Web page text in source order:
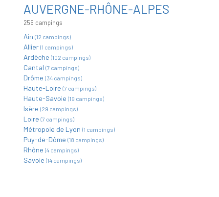
AUVERGNE-RHÔNE-ALPES
256 campings
Ain (12 campings)
Allier (1 campings)
Ardèche (102 campings)
Cantal (7 campings)
Drôme (34 campings)
Haute-Loire (7 campings)
Haute-Savoie (19 campings)
Isère (29 campings)
Loire (7 campings)
Métropole de Lyon (1 campings)
Puy-de-Dôme (18 campings)
Rhône (4 campings)
Savoie (14 campings)